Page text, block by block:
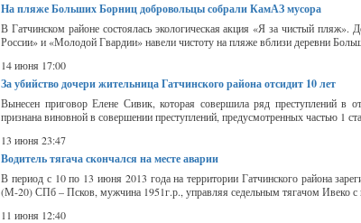
На пляже Больших Борниц добровольцы собрали КамАЗ мусора
В Гатчинском районе состоялась экологическая акция «Я за чистый
России» и «Молодой Гвардии» навели чистоту на пляже вблизи деревни
14 июня 17:00
За убийство дочери жительница Гатчинского района отсидит 10 лет
Вынесен приговор Елене Сивик, которая совершила ряд преступлений в
признана виновной в совершении преступлений, предусмотренных частью
13 июня 23:47
Водитель тягача скончался на месте аварии
В период с 10 по 13 июня 2013 года на территории Гатчинского района
(М-20) СПб – Псков, мужчина 1951г.р., управляя седельным тягачом Ивеко с
11 июня 12:40